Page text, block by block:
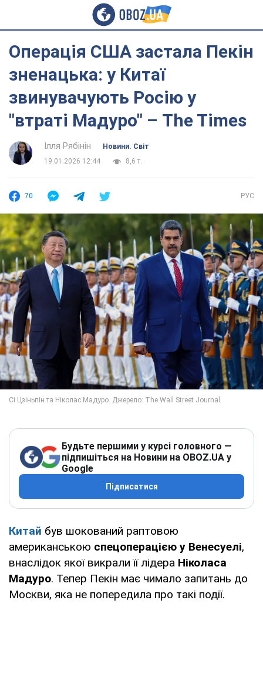
Операція США застала Пекін
зненацька: у Китаї
звинувачують Росію у
"втраті Мадуро" – The Times
Ілля Рябінін
Новини. Світ
19.01.2026 12:44
8,6 т.
70 РУС
Будьте першими у курсі головного —
підпишіться на Новини на OBOZ.UA у
Google
Підписатися
Китай був шокований раптовою
американською спецоперацією у Венесуелі,
внаслідок якої викрали її лідера Ніколаса
Мадуро. Тепер Пекін має чимало запитань до
Москви, яка не попередила про такі події.